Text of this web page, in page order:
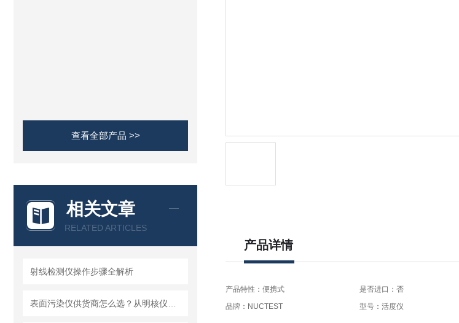
查看全部产品 >>
相关文章
RELATED ARTICLES
射线检测仪操作步骤全解析
产品详情
产品特性：便携式 是否进口：否
品牌：NUCTEST
型号：活度仪